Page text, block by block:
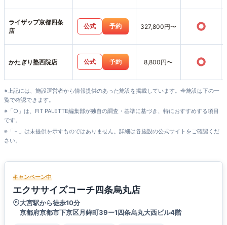
ライザップ京都四条
店
公式 予約 327,800円〜 ○
かたぎり塾西院店 公式 予約 8,800円〜 ○
※上記には、施設運営者から情報提供のあった施設を掲載しています。全施設は下の一
覧で確認できます。
※「○」は、FIT PALETTE編集部が独自の調査・基準に基づき、特におすすめする項目
です。
※「－」は未提供を示すものではありません。詳細は各施設の公式サイトをご確認くだ
さい。
キャンペーン中
エクササイズコーチ四条烏丸店
大宮駅から徒歩10分
京都府京都市下京区月鉾町39ー1四条烏丸大西ビル4階